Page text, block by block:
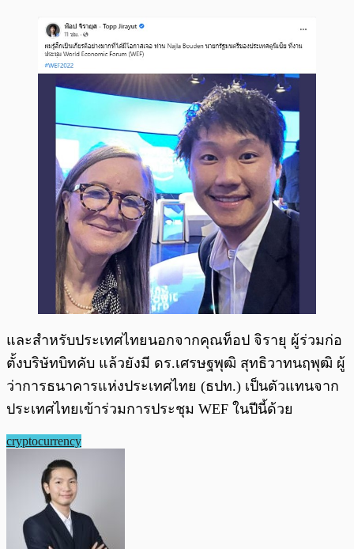
และสำหรับประเทศไทยนอกจากคุณท็อป จิรายุ ผู้ร่วมก่อ
ตั้งบริษัทบิทคับ แล้วยังมี ดร.เศรษฐพุฒิ สุทธิวาทนฤพุฒิ ผู้
ว่าการธนาคารแห่งประเทศไทย (ธปท.) เป็นตัวแทนจาก
ประเทศไทยเข้าร่วมการประชุม WEF ในปีนี้ด้วย
cryptocurrency